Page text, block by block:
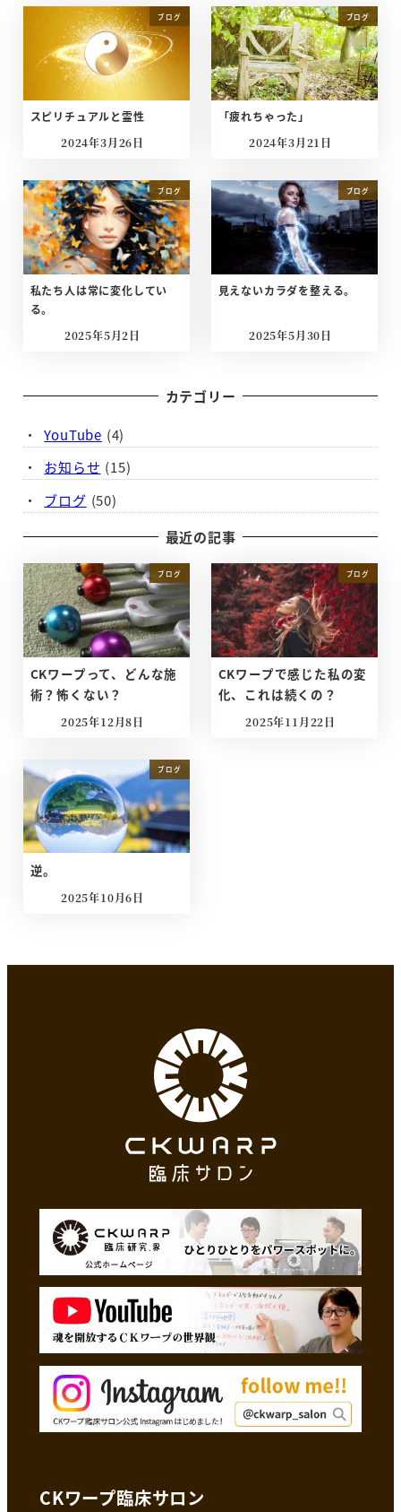
ブログ
スピリチュアルと霊性
投稿日
2024年3月26日
ブログ
「疲れちゃった」
投稿日
2024年3月21日
ブログ
私たち人は常に変化してい
る。
投稿日
2025年5月2日
ブログ
見えないカラダを整える。
投稿日
2025年5月30日
カテゴリー
YouTube (4)
お知らせ (15)
ブログ (50)
最近の記事
ブログ
CKワープって、どんな施
術？怖くない？
投稿日
2025年12月8日
ブログ
CKワープで感じた私の変
化、これは続くの？
投稿日
2025年11月22日
ブログ
逆。
投稿日
2025年10月6日
CKワープ臨床サロン